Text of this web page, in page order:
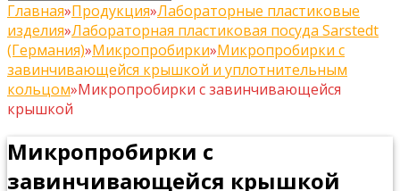
Главная»Продукция»Лабораторные пластиковые
изделия»Лабораторная пластиковая посуда Sarstedt
(Германия)»Микропробирки»Микропробирки с
завинчивающейся крышкой и уплотнительным
кольцом»Микропробирки с завинчивающейся
крышкой
Микропробирки с
завинчивающейся крышкой